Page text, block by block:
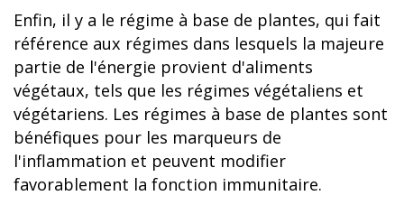
Enfin, il y a le régime à base de plantes, qui fait
référence aux régimes dans lesquels la majeure
partie de l'énergie provient d'aliments
végétaux, tels que les régimes végétaliens et
végétariens. Les régimes à base de plantes sont
bénéfiques pour les marqueurs de
l'inflammation et peuvent modifier
favorablement la fonction immunitaire.